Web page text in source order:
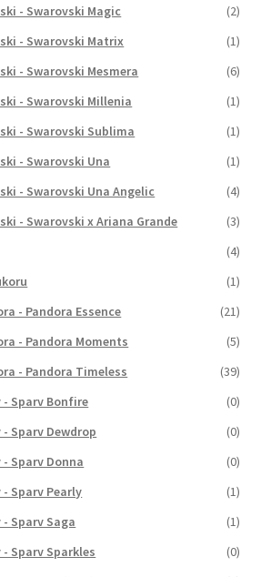
- Swarovski Magic
(2)
- Swarovski Matrix
(1)
- Swarovski Mesmera
(6)
- Swarovski Millenia
(1)
- Swarovski Sublima
(1)
- Swarovski Una
(1)
- Swarovski Una Angelic
(4)
- Swarovski x Ariana Grande
(3)
(4)
(1)
- Pandora Essence
(21)
- Pandora Moments
(5)
- Pandora Timeless
(39)
Sparv Bonfire
(0)
Sparv Dewdrop
(0)
Sparv Donna
(0)
Sparv Pearly
(1)
Sparv Saga
(1)
Sparv Sparkles
(0)